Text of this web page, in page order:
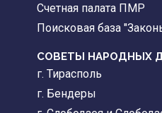
Счетная палата ПМР
Поисковая база
СОВЕТЫ НАРОДНЫХ
г. Тирасполь
г. Бендеры